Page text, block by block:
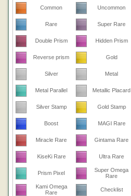
Common Uncommon
Rare Super Rare
Double Prism Hidden Prism
Reverse prism Gold
Silver Metal
Metal Parallel Metallic Placard
Silver Stamp Gold Stamp
Boost MAGI Rare
Miracle Rare Gintama Rare
KiseKi Rare Ultra Rare
Prism Pixel
Super Omega
Rare
Kami Omega
Rare
Checklist